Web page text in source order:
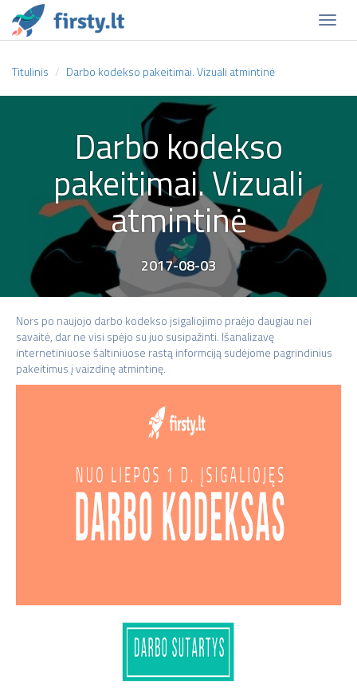
Titulinis Darbo kodekso pakeitimai. Vizuali atmintinė
Darbo kodekso
pakeitimai. Vizuali
atmintinė
2017-08-03
Nors po naujojo darbo kodekso įsigaliojimo praėjo daugiau nei
savaitė, dar ne visi spėjo su juo susipažinti. Išanalizavę
internetiniuose šaltiniuose rastą informciją sudėjome pagrindinius
pakeitimus į vaizdinę atmintinę.